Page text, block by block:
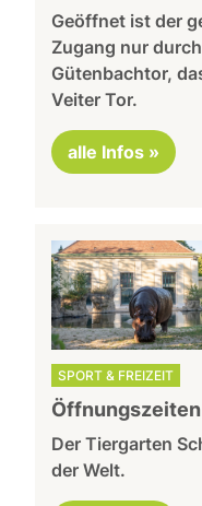
Geöffnet ist der
Zugang nur
Gütenbachtor,
Veiter Tor.
alle Infos »
SPORT & FREIZEIT
Der Tiergarten
der Welt.